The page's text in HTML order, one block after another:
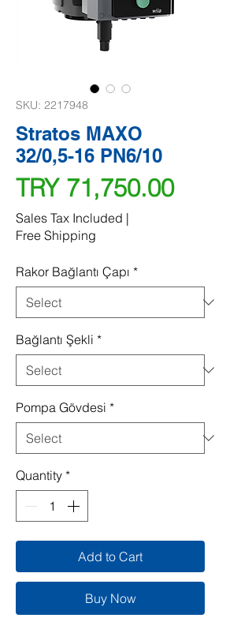
SKU: 2217948
Stratos MAXO
32/0,5-16 PN6/10
TRY 71,750.00Price
Sales Tax Included |
Free Shipping
Rakor Bağlantı Çapı *
Bağlantı Şekli *
Pompa Gövdesi *
Quantity *
Add to Cart
Buy Now